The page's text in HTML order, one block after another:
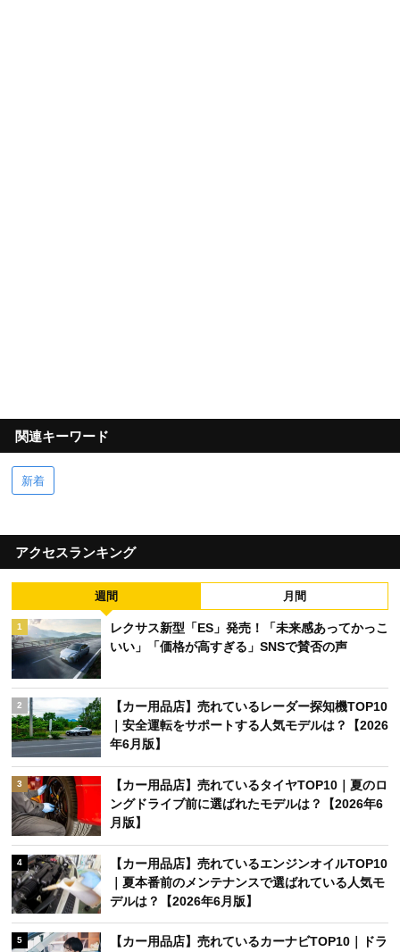
関連キーワード
新着
アクセスランキング
週間 月間
1
レクサス新型「ES」発売！「未来感あってかっこ
いい」「価格が高すぎる」SNSで賛否の声
2
【カー用品店】売れているレーダー探知機TOP10
｜安全運転をサポートする人気モデルは？【2026
年6月版】
3
【カー用品店】売れているタイヤTOP10｜夏のロ
ングドライブ前に選ばれたモデルは？【2026年6
月版】
4
【カー用品店】売れているエンジンオイルTOP10
｜夏本番前のメンテナンスで選ばれている人気モ
デルは？【2026年6月版】
5
【カー用品店】売れているカーナビTOP10｜ドラ